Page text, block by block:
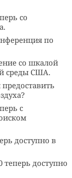
со
по
со шкалой
среды США.
с
доступно в
доступно